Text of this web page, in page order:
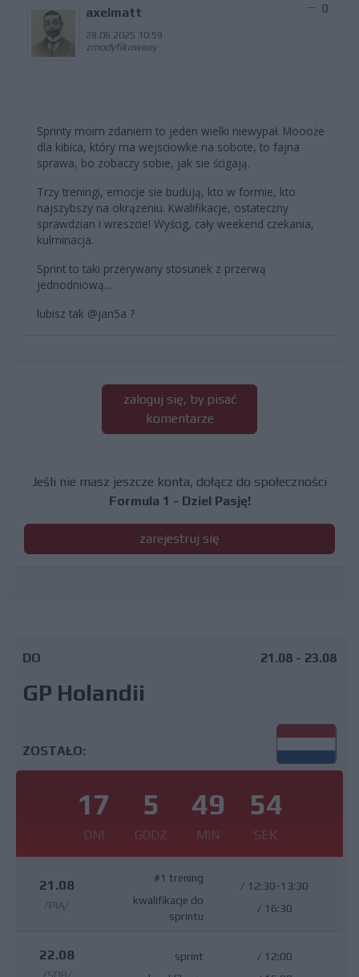
axelmatt
28.06.2025 10:59
zmodyfikowany
0
Sprinty moim zdaniem to jeden wielki niewypał. Moooże
dla kibica, który ma wejsciowke na sobote, to fajna
sprawa, bo zobaczy sobie, jak sie ścigają.
Trzy treningi, emocje sie budują, kto w formie, kto
najszybszy na okrązeniu. Kwalifikacje, ostateczny
sprawdzian i wreszcie! Wyścig, cały weekend czekania,
kulminacja.
Sprint to taki przerywany stosunek z przerwą
jednodniową...
lubisz tak @jan5a ?
zaloguj się, by pisać
komentarze
Jeśli nie masz jeszcze konta, dołącz do społeczności
Formula 1 - Dziel Pasję!
zarejestruj się
DO
GP Holandii
21.08 - 23.08
ZOSTAŁO:
17
DNI
5
GODZ
49
MIN
53
SEK
21.08
/PIĄ/
#1 trening
kwalifikacje do
sprintu
/ 12:30-13:30
/ 16:30
22.08
sprint
/ 12:00